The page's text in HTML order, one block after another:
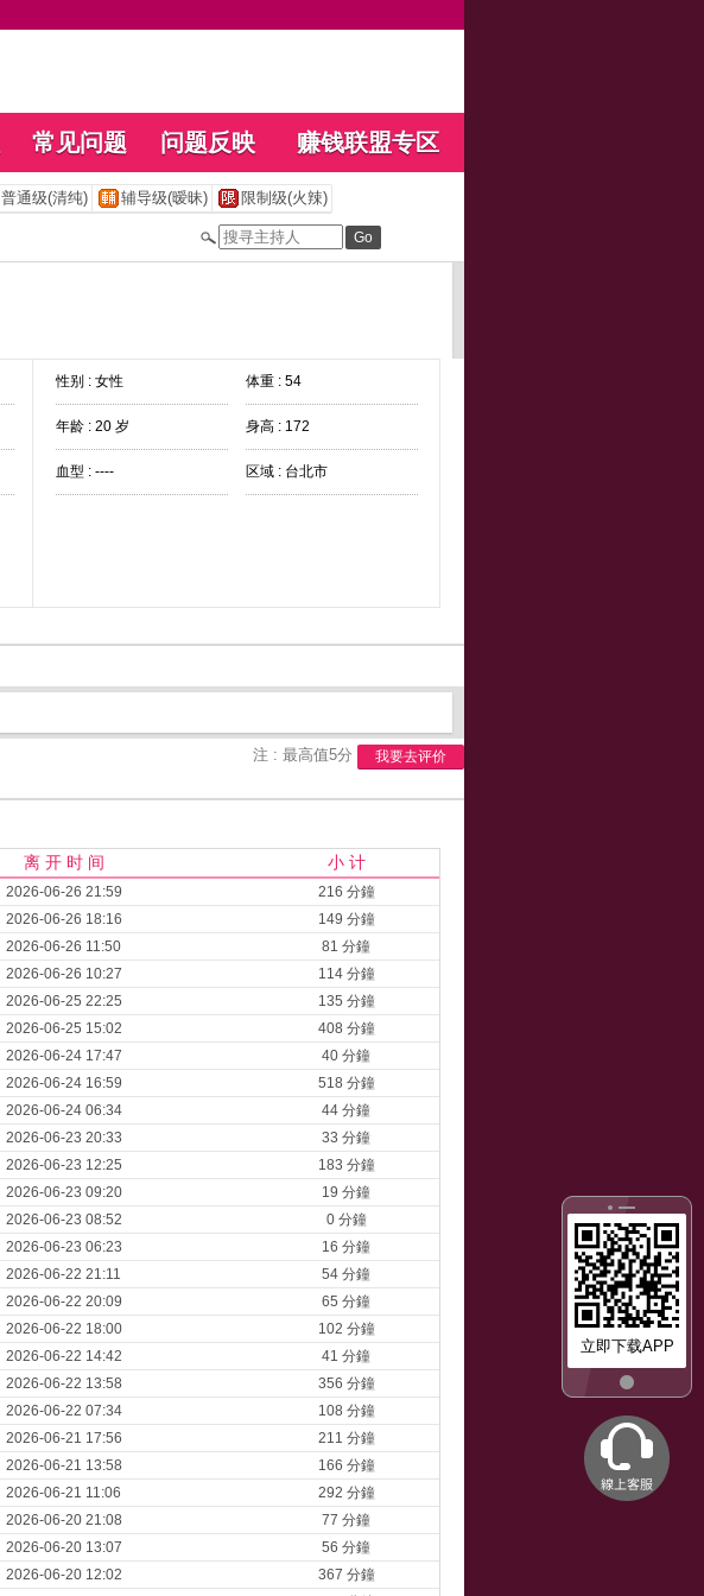
常见问题 问题反映 赚钱联盟专区
立即下载APP
普通级(清纯) 辅导级(暧昧) 限制级(火辣)
性别 : 女性 体重 : 54
年龄 : 20 岁 身高 : 172
血型 : ---- 区域 : 台北市
注 : 最高值5分 我要去评价
离 开 时 间 小 计
2026-06-26 21:59
216 分鐘
2026-06-26 18:16
149 分鐘
2026-06-26 11:50
81 分鐘
2026-06-26 10:27
114 分鐘
2026-06-25 22:25
135 分鐘
2026-06-25 15:02
408 分鐘
2026-06-24 17:47
40 分鐘
2026-06-24 16:59
518 分鐘
2026-06-24 06:34
44 分鐘
2026-06-23 20:33
33 分鐘
2026-06-23 12:25
183 分鐘
2026-06-23 09:20
19 分鐘
2026-06-23 08:52
0 分鐘
2026-06-23 06:23
16 分鐘
2026-06-22 21:11
54 分鐘
2026-06-22 20:09
65 分鐘
2026-06-22 18:00
102 分鐘
2026-06-22 14:42
41 分鐘
2026-06-22 13:58
356 分鐘
2026-06-22 07:34
108 分鐘
2026-06-21 17:56
211 分鐘
2026-06-21 13:58
166 分鐘
2026-06-21 11:06
292 分鐘
2026-06-20 21:08
77 分鐘
2026-06-20 13:07
56 分鐘
2026-06-20 12:02
367 分鐘